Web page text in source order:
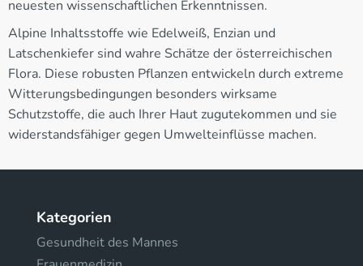
neuesten wissenschaftlichen Erkenntnissen.
Alpine Inhaltsstoffe wie Edelweiß, Enzian und
Latschenkiefer sind wahre Schätze der österreichischen
Flora. Diese robusten Pflanzen entwickeln durch extreme
Witterungsbedingungen besonders wirksame
Schutzstoffe, die auch Ihrer Haut zugutekommen und sie
widerstandsfähiger gegen Umwelteinflüsse machen.
Kategorien
Gesundheit des Mannes